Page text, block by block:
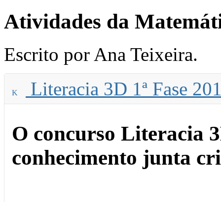
Atividades da
Escrito por Ana Teixeira.
Literacia 3D 1ª Fase
O concurso Literacia
conhecimento junta